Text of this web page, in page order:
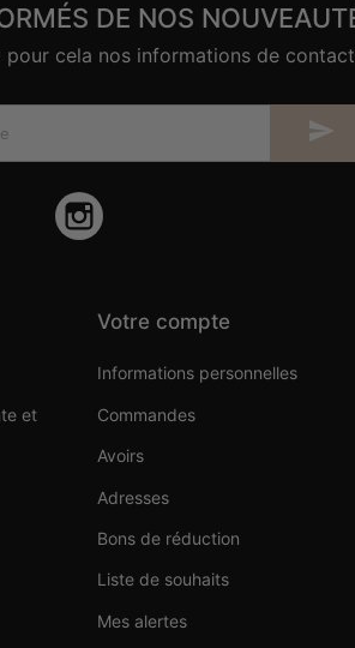
DE NOS
cela nos informations de

et
Votre compte
Informations personnelles
Commandes
Avoirs
Adresses
Bons de réduction
Liste de souhaits
Mes alertes